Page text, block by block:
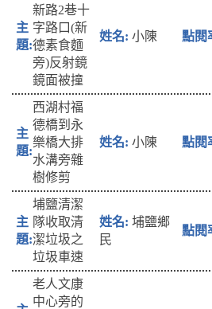
新路2巷十
字路口(新
德素食麵
旁)反射鏡
鏡面被撞
小陳
西湖村福
德橋到永
樂橋大排
水溝旁雜
樹修剪
小陳
埔鹽清潔
隊收取清
潔垃圾之
垃圾車速
埔鹽鄉
民
老人文康
中心旁的